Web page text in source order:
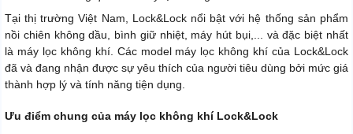
Tại thị trường Việt Nam, Lock&Lock nổi bật với hệ thống sản phẩm
nồi chiên không dầu, bình giữ nhiệt, máy hút bụi,... và đặc biệt nhất
là máy lọc không khí. Các model máy lọc không khí của Lock&Lock
đã và đang nhận được sự yêu thích của người tiêu dùng bởi mức giá
thành hợp lý và tính năng tiện dụng.
Ưu điểm chung của máy lọc không khí Lock&Lock